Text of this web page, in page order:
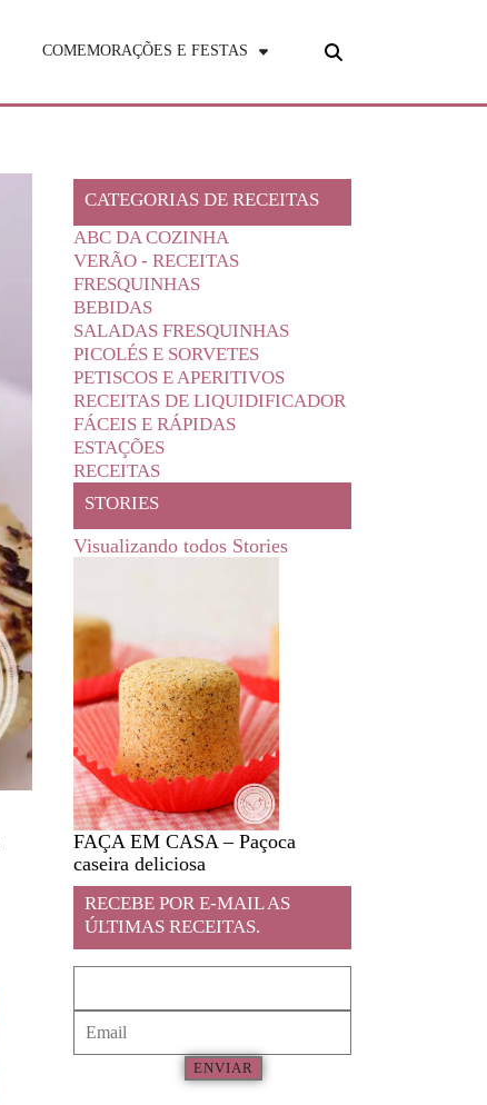
COMEMORAÇÕES E FESTAS
CATEGORIAS DE RECEITAS
ABC DA COZINHA
VERÃO - RECEITAS
FRESQUINHAS
BEBIDAS
SALADAS FRESQUINHAS
PICOLÉS E SORVETES
PETISCOS E APERITIVOS
RECEITAS DE LIQUIDIFICADOR
FÁCEIS E RÁPIDAS
ESTAÇÕES
RECEITAS
STORIES
Visualizando todos Stories
FAÇA EM CASA – Paçoca
caseira deliciosa
RECEBE POR E-MAIL AS
ÚLTIMAS RECEITAS.
ENVIAR